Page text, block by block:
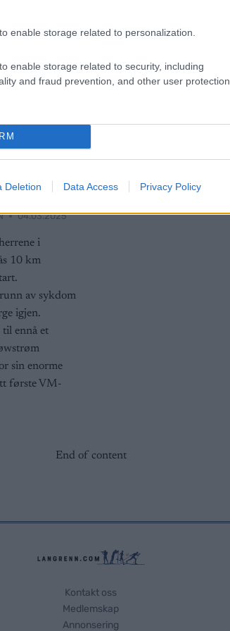
enable storage related to personalization.
enable storage related to security, including
and fraud prevention, and other user protection.
Deletion Data Access Privacy Policy
første
04.03.2025
i
10 km
av sykdom
igjen.
ennå et
sin enorme
første VM-
End of content
Kontakt oss
Medlemskap
Annonsering